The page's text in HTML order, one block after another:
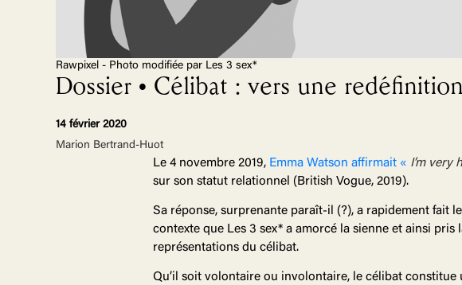
Rawpixel - Photo modifiée par Les 3 sex*
Dossier • Célibat : vers une
14 février 2020
Marion Bertrand-Huot
Le 4 novembre 2019, Emma Watson affirmait « I’m very
sur son statut relationnel (British Vogue, 2019).
Sa réponse, surprenante paraît-il (?), a rapidement fait
contexte que Les 3 sex* a amorcé la sienne et ainsi
représentations du célibat.
Qu’il soit volontaire ou involontaire, le célibat